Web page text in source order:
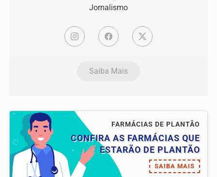
Jornalismo
Saiba Mais
FARMÁCIAS DE PLANTÃO
CONFIRA AS FARMÁCIAS QUE
ESTARÃO DE PLANTÃO
SAIBA MAIS